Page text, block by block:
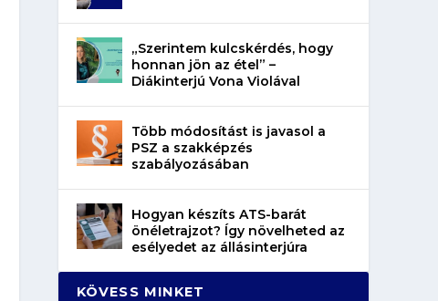
„Szerintem kulcskérdés, hogy
honnan jön az étel” –
Diákinterjú Vona Violával
Több módosítást is javasol a
PSZ a szakképzés
szabályozásában
Hogyan készíts ATS-barát
önéletrajzot? Így növelheted az
esélyedet az állásinterjúra
KÖVESS MINKET